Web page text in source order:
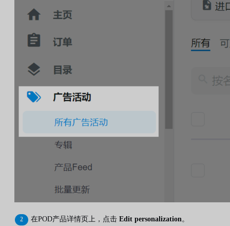
在POD产品详情页上，点击 Edit personalization 。